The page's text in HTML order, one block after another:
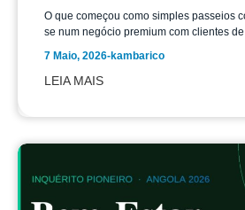
O que começou como simples passeios
se num negócio premium com clientes
7 Maio, 2026-kambarico
LEIA MAIS